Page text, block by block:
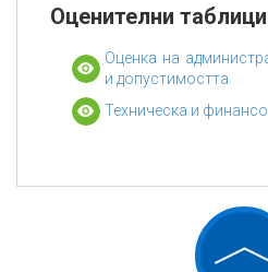
Оценителни таблици
Оценка на
и допустимостта
Техническа и